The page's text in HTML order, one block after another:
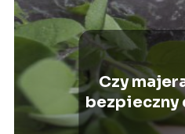
Czy
w